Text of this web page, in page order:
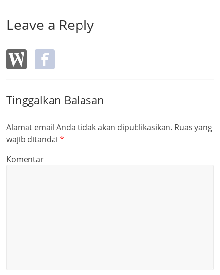
Leave a Reply
Tinggalkan Balasan
Alamat email Anda tidak akan dipublikasikan. Ruas yang
wajib ditandai*
Komentar